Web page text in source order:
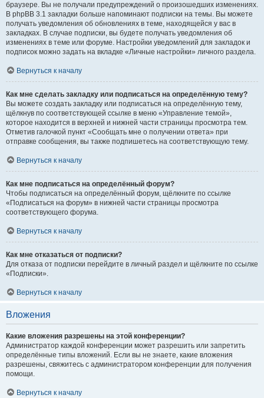
браузере. Вы не получали предупреждений о произошедших изменениях.
В phpBB 3.1 закладки больше напоминают подписки на темы. Вы можете
получать уведомления об обновлениях в теме, находящейся у вас в
закладках. В случае подписки, вы будете получать уведомления об
изменениях в теме или форуме. Настройки уведомлений для закладок и
подписок можно задать на вкладке «Личные настройки» личного раздела.
Вернуться к началу
Как мне сделать закладку или подписаться на определённую тему?
Вы можете создать закладку или подписаться на определённую тему,
щёлкнув по соответствующей ссылке в меню «Управление темой»,
которое находится в верхней и нижней части страницы просмотра тем.
Отметив галочкой пункт «Сообщать мне о получении ответа» при
отправке сообщения, вы также подпишетесь на соответствующую тему.
Вернуться к началу
Как мне подписаться на определённый форум?
Чтобы подписаться на определённый форум, щёлкните по ссылке
«Подписаться на форум» в нижней части страницы просмотра
соответствующего форума.
Вернуться к началу
Как мне отказаться от подписки?
Для отказа от подписки перейдите в личный раздел и щёлкните по ссылке
«Подписки».
Вернуться к началу
Вложения
Какие вложения разрешены на этой конференции?
Администратор каждой конференции может разрешить или запретить
определённые типы вложений. Если вы не знаете, какие вложения
разрешены, свяжитесь с администратором конференции для получения
помощи.
Вернуться к началу